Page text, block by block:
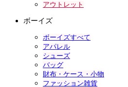
アウトレット
ボーイズ
ボーイズすべて
アパレル
シューズ
バッグ
財布・ケース・小物
ファッション雑貨